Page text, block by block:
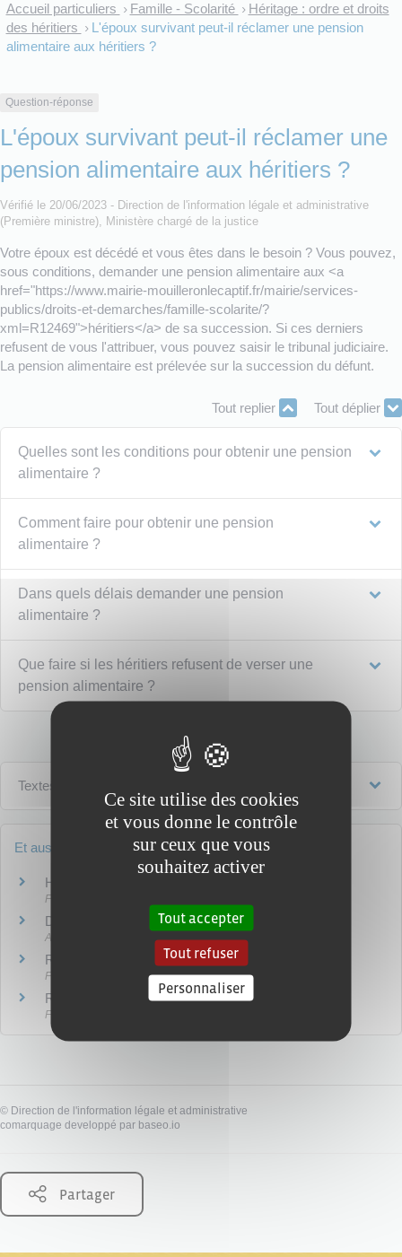
Accueil particuliers > Famille - Scolarité > Héritage : ordre et droits
des héritiers > L'époux survivant peut-il réclamer une pension
alimentaire aux héritiers ?
Question-réponse
L'époux survivant peut-il réclamer une
pension alimentaire aux héritiers ?
Vérifié le 20/06/2023 - Direction de l'information légale et administrative
(Première ministre), Ministère chargé de la justice
Votre époux est décédé et vous êtes dans le besoin ? Vous pouvez,
sous conditions, demander une pension alimentaire aux <a
href="https://www.mairie-mouilleronlecaptif.fr/mairie/services-
publics/droits-et-demarches/famille-scolarite/?
xml=R12469">héritiers</a> de sa succession. Si ces derniers
refusent de vous l'attribuer, vous pouvez saisir le tribunal judiciaire.
La pension alimentaire est prélevée sur la succession du défunt.
Tout replier Tout déplier
Quelles sont les conditions pour obtenir une pension
alimentaire ?
Comment faire pour obtenir une pension
alimentaire ?
Dans quels délais demander une pension
alimentaire ?
Que faire si les héritiers refusent de verser une
pension alimentaire ?
Textes de référence
Et aussi
Héritage : ordre et droits des héritiers
Famille - Scolarité
Droits de succession et de donation
Argent - Impôts - Consommation
Revalorisation annuelle de la pension alimentaire
Famille - Scolarité
Révision du montant de la pension alimentaire
Famille - Scolarité
© Direction de l'information légale et administrative
comarquage developpé par baseo.io
Partager
Ce site utilise des cookies
et vous donne le contrôle
sur ceux que vous
souhaitez activer
Tout accepter
Tout refuser
Personnaliser